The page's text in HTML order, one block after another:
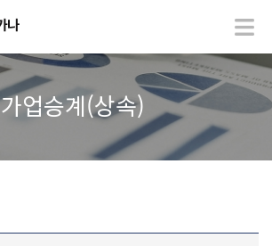
가업승계(상속)